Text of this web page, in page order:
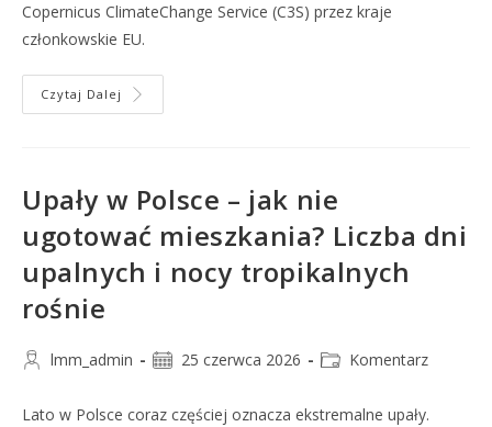
Copernicus ClimateChange Service (C3S) przez kraje
członkowskie EU.
Czytaj Dalej
Upały w Polsce – jak nie
ugotować mieszkania? Liczba dni
upalnych i nocy tropikalnych
rośnie
lmm_admin 25 czerwca 2026 Komentarz
Lato w Polsce coraz częściej oznacza ekstremalne upały.